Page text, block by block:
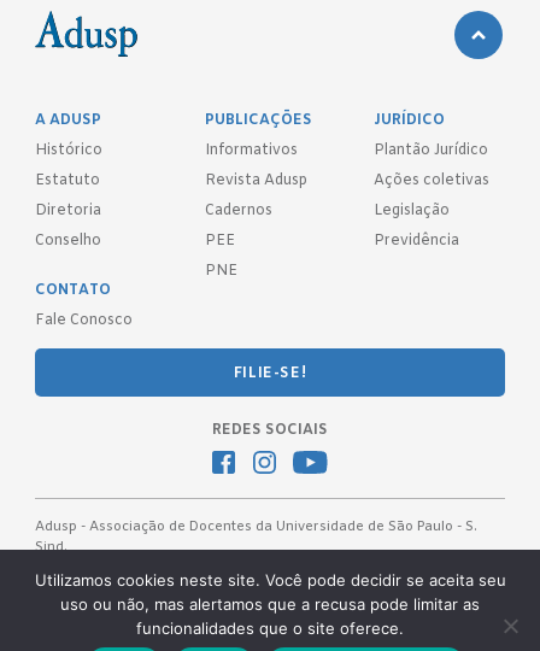
A ADUSP
Histórico
Estatuto
Diretoria
Conselho
PUBLICAÇÕES
Informativos
Revista Adusp
Cadernos
PEE
PNE
JURÍDICO
Plantão Jurídico
Ações coletivas
Legislação
Previdência
CONTATO
Fale Conosco
FILIE-SE!
REDES SOCIAIS
Adusp - Associação de Docentes da Universidade de São Paulo - S.
Sind.
Av. Prof. Almeida Prado, 1366 - São Paulo, SP - CEP 05508-070
Telefones: (11) 3091-4465 / 66 ● (11) 3813-5573 ● (11) 3815-9245 ●
(11) 3814-1715 ● (11) 3032-5950
Utilizamos cookies neste site. Você pode decidir se aceita seu
uso ou não, mas alertamos que a recusa pode limitar as
funcionalidades que o site oferece.